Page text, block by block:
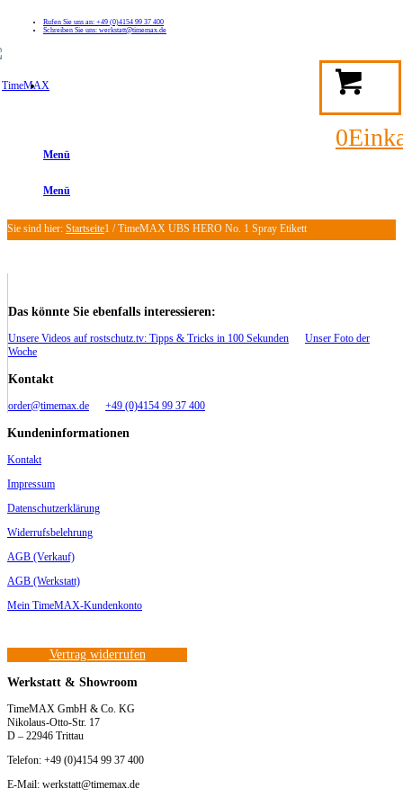
Rufen Sie uns an: +49 (0)4154 99 37 400
Schreiben Sie uns: werkstatt@timemax.de
0
Menü
Menü
Sie sind hier: Startseite1 / TimeMAX UBS HERO No. 1 Spray Etikett
Das könnte Sie ebenfalls interessieren:
Unsere Videos auf rostschutz.tv: Tipps & Tricks in 100 Sekunden
Unser Foto der
Woche
Kontakt
order@timemax.de +49 (0)4154 99 37 400
Kundeninformationen
Kontakt
Impressum
Datenschutzerklärung
Widerrufsbelehrung
AGB (Verkauf)
AGB (Werkstatt)
Mein TimeMAX-Kundenkonto
Vertrag widerrufen
Werkstatt & Showroom
TimeMAX GmbH & Co. KG
Nikolaus-Otto-Str. 17
D – 22946 Trittau
Telefon: +49 (0)4154 99 37 400
E-Mail: werkstatt@timemax.de